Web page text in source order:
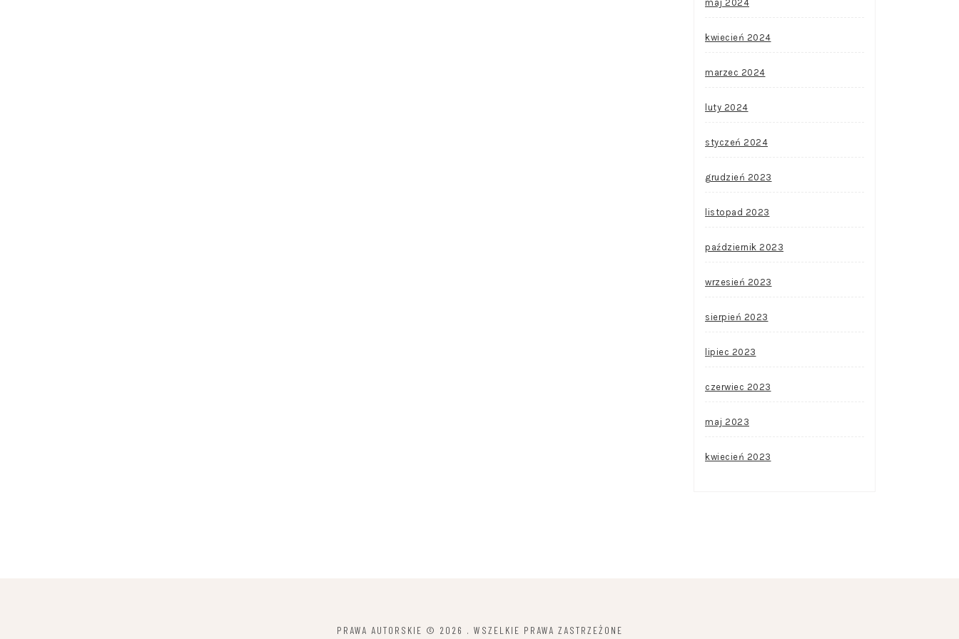
maj 2024
kwiecień 2024
marzec 2024
luty 2024
styczeń 2024
grudzień 2023
listopad 2023
październik 2023
wrzesień 2023
sierpień 2023
lipiec 2023
czerwiec 2023
maj 2023
kwiecień 2023
PRAWA AUTORSKIE © 2026 . WSZELKIE PRAWA ZASTRZEŻONE